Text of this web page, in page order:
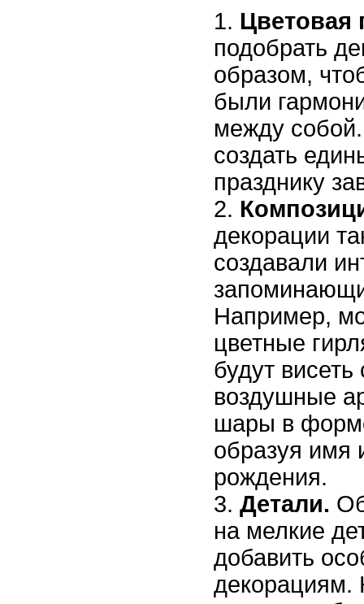
Цветовая
подобрать
образом,
были
между
создать
празднику
декорации
создавали
Например,
цветные
будут висеть
воздушные
шары в
образуя имя
рождения.
Детали.
на мелкие
добавить